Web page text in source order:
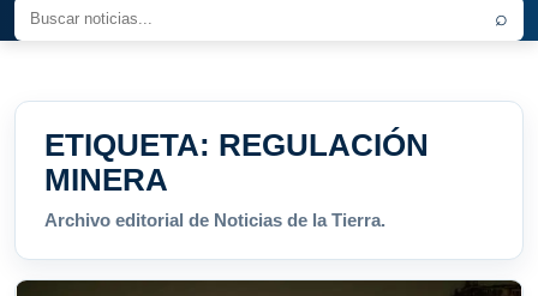
⌕
ETIQUETA: REGULACIÓN
MINERA
Archivo editorial de Noticias de la Tierra.